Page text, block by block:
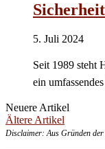
5. Juli 2024
Seit 1989 steht
ein
Neuere Artikel
Ältere Artikel
Disclaimer: Aus Gründen der